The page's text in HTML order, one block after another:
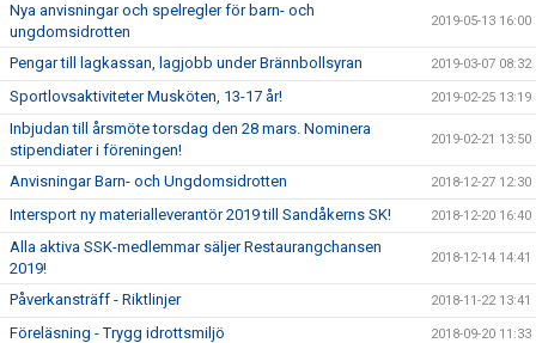
Nya anvisningar och spelregler för barn- och
ungdomsidrotten
2019-05-13 16:00
Pengar till lagkassan, lagjobb under Brännbollsyran 2019-03-07 08:32
Sportlovsaktiviteter Musköten, 13-17 år! 2019-02-25 13:19
Inbjudan till årsmöte torsdag den 28 mars. Nominera
stipendiater i föreningen!
2019-02-21 13:50
Anvisningar Barn- och Ungdomsidrotten 2018-12-27 12:30
Intersport ny materialleverantör 2019 till Sandåkerns SK! 2018-12-20 16:40
Alla aktiva SSK-medlemmar säljer Restaurangchansen
2019!
2018-12-14 14:41
Påverkansträff - Riktlinjer 2018-11-22 13:41
Föreläsning - Trygg idrottsmiljö 2018-09-20 11:33